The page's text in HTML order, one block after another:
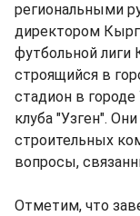
региональными
директором
футбольной
строящийся в
стадион в городе
клуба "Узген".
строительных
вопросы,
Отметим, что